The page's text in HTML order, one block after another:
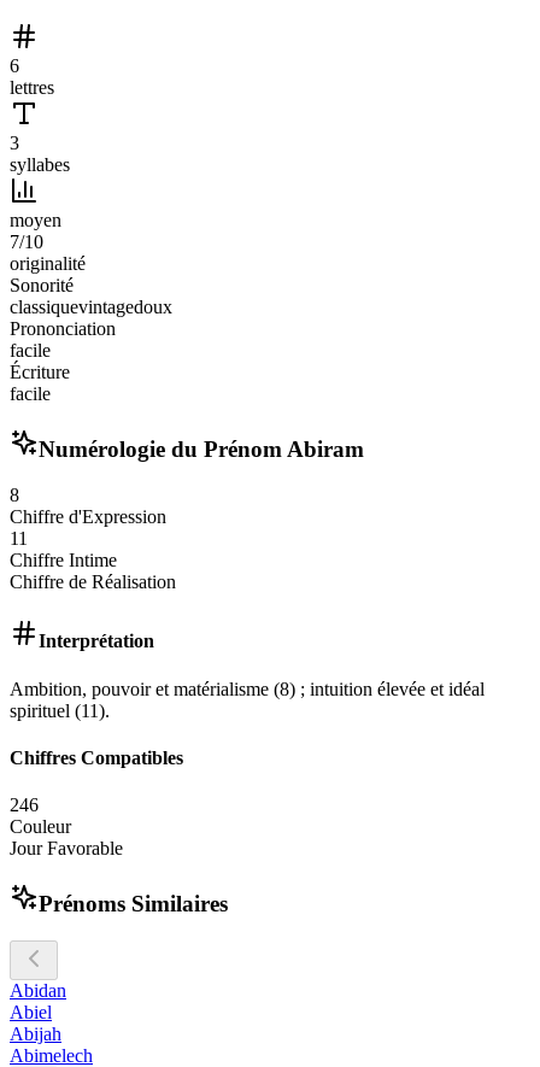
6
lettres
3
syllabes
moyen
7/10
originalité
Sonorité
classiquevintagedoux
Prononciation
facile
Écriture
facile
Numérologie du Prénom Abiram
8
Chiffre d'Expression
11
Chiffre Intime
Chiffre de Réalisation
Interprétation
Ambition, pouvoir et matérialisme (8) ; intuition élevée et idéal
spirituel (11).
Chiffres Compatibles
246
Couleur
Jour Favorable
Prénoms Similaires
Abidan
Abiel
Abijah
Abimelech